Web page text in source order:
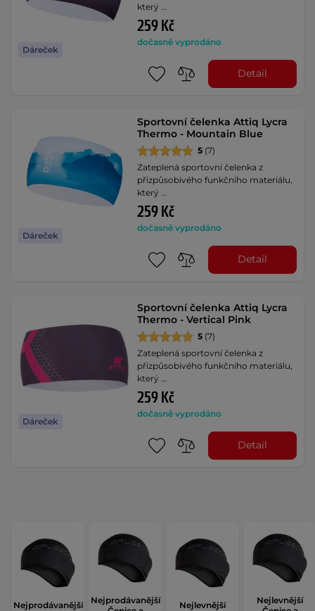
Dáreček
který …
259 Kč
dočasně vyprodáno
Detail
Dáreček
Sportovní čelenka Attiq Lycra
Thermo - Mountain Blue
5 (7)
Zateplená sportovní čelenka z
přizpůsobivého funkčního materiálu,
který …
259 Kč
dočasně vyprodáno
Detail
Dáreček
Sportovní čelenka Attiq Lycra
Thermo - Vertical Pink
5 (7)
Zateplená sportovní čelenka z
přizpůsobivého funkčního materiálu,
který …
259 Kč
dočasně vyprodáno
Detail
Nejprodávanější
Nejprodávanější
Nejlevnější
Nejlevnější